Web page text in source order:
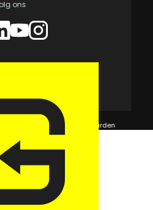
ons
Algemene voorwaarden